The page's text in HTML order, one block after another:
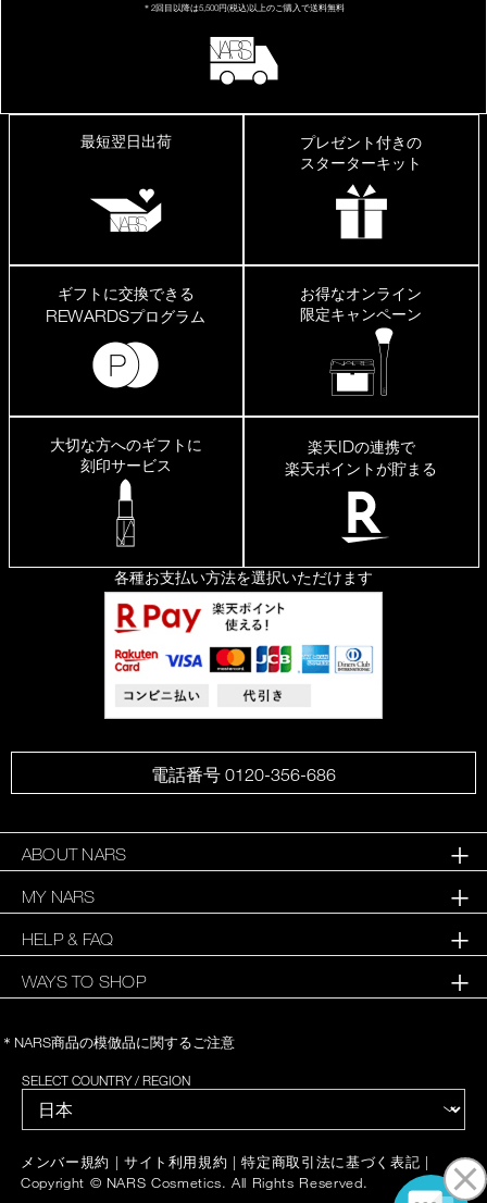
＊2回目以降は5,500円(税込)以上の ご購入で送料無料
最短翌日出荷
プレゼント付きの
スターターキット
ギフトに交換できる
REWARDSプログラム
お得なオンライン
限定キャンペーン
大切な方へのギフトに
刻印サービス
楽天IDの連携で
楽天ポイントが貯まる
各種お支払い方法を選択いただけます
電話番号 0120-356-686
ABOUT NARS
MY NARS
HELP & FAQ
WAYS TO SHOP
＊NARS商品の模倣品に関するご注意
SELECT COUNTRY / REGION
メンバー規約 | サイト利用規約 |特定商取引法に基づく表記 |
Copyright © NARS Cosmetics. All Rights Reserved.